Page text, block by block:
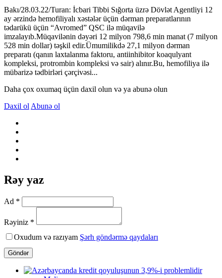
Bakı/28.03.22/Turan: İcbari Tibbi Sığorta üzrə Dövlət Agentliyi 12
ay ərzində hemofiliyalı xəstələr üçün dərman preparatlarının
tədarükü üçün “Avromed” QSC ilə müqavilə
imzalayıb.Müqavilənin dəyəri 12 milyon 798,6 min manat (7 milyon
528 min dollar) təşkil edir.Ümumilikdə 27,1 milyon dərman
preparatı (qanın laxtalanma faktoru, antiinhibitor koaqulyant
kompleksi, protrombin kompleksi və sair) alınır.Bu, hemofiliya ilə
mübarizə tədbirləri çərçivəsi...
Daha çox oxumaq üçün daxil olun və ya abunə olun
Daxil ol Abunə ol
Rəy yaz
Ad *
Rəyiniz *
Oxudum və razıyam Şərh göndərmə qaydaları
Göndər